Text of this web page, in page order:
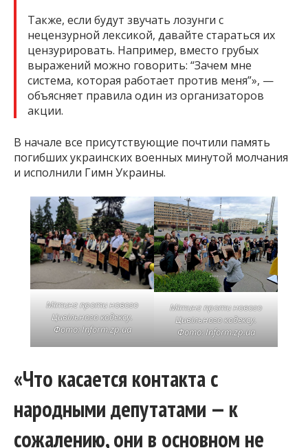
Также, если будут звучать лозунги с
нецензурной лексикой, давайте стараться их
цензурировать. Например, вместо грубых
выражений можно говорить: “Зачем мне
система, которая работает против меня”», —
объясняет правила один из организаторов
акции.
В начале все присутствующие почтили память
погибших украинских военных минутой молчания
и исполнили Гимн Украины.
Мітинг проти нового
Цивільного кодексу.
Фото: Inform.zp.ua
Мітинг проти нового
Цивільного кодексу.
Фото: Inform.zp.ua
«Что касается контакта с
народными депутатами — к
сожалению, они в основном не